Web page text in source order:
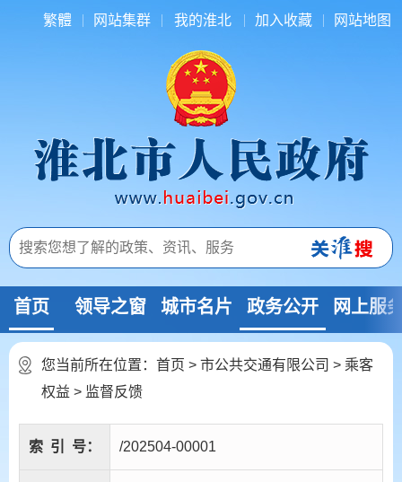
繁體 网站集群 我的淮北 加入收藏 网站地图
首页 领导之窗 城市名片 政务公开 网上服
您当前所在位置： 首页 > 市公共交通有限公司 > 乘客
权益 > 监督反馈
索 引 号： /202504-00001